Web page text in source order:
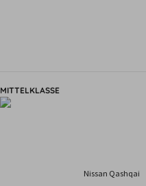
MITTELKLASSE
Nissan Qashqai